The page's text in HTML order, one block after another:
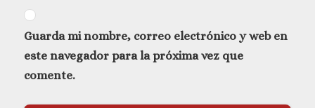
Guarda mi nombre, correo electrónico y web en
este navegador para la próxima vez que
comente.